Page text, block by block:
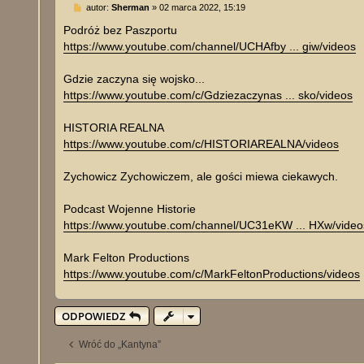
P
s
autor:Sherman »02 marca 2022, 15:19
Podróż bez Paszportu
https://www.youtube.com/channel/UCHAfby ... giw/videos
Gdzie zaczyna się wojsko...
https://www.youtube.com/c/Gdziezaczynas ... sko/videos
HISTORIA REALNA
https://www.youtube.com/c/HISTORIAREALNA/videos
Zychowicz Zychowiczem, ale gości miewa ciekawych.
Podcast Wojenne Historie
https://www.youtube.com/channel/UC31eKW ... HXw/
Mark Felton Productions
https://www.youtube.com/c/MarkFeltonProductions/videos
ODPOWIEDZ
Wróć do „Kantyna”